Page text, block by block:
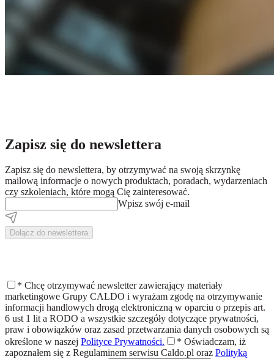
Zapisz się do newslettera
Zapisz się do newslettera, by otrzymywać na swoją skrzynkę
mailową informacje o nowych produktach, poradach, wydarzeniach
czy szkoleniach, które mogą Cię zainteresować.
Wpisz swój e-mail
Dołącz do newslettera
* Chcę otrzymywać newsletter zawierający materiały
marketingowe Grupy CALDO i wyrażam zgodę na otrzymywanie
informacji handlowych drogą elektroniczną w oparciu o przepis art.
6 ust 1 lit a RODO a wszystkie szczegóły dotyczące prywatności,
praw i obowiązków oraz zasad przetwarzania danych osobowych są
określone w naszej Polityce Prywatności. * Oświadczam, iż
zapoznałem się z Regulaminem serwisu Caldo.pl oraz Polityką